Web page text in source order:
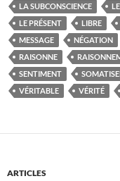
LA SUBCONSCIENCE
LE PRÉSENT
LIBRE
MESSAGE
NÉGATION
RAISONNE
SENTIMENT
VÉRITABLE
VÉRITÉ
ARTICLES